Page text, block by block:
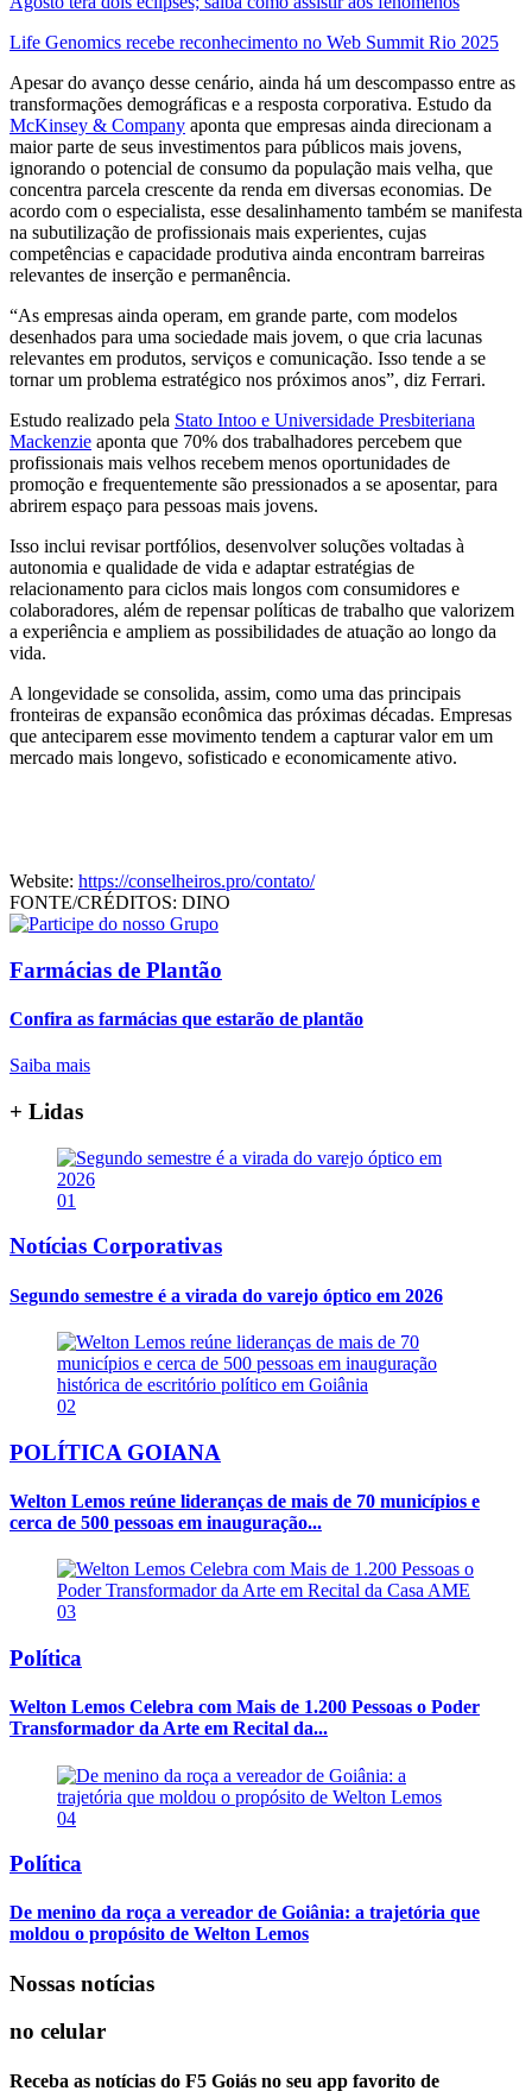
Life Genomics recebe reconhecimento no Web Summit Rio 2025
Apesar do avanço desse cenário, ainda há um descompasso entre as
transformações demográficas e a resposta corporativa. Estudo da
McKinsey & Company aponta que empresas ainda direcionam a
maior parte de seus investimentos para públicos mais jovens,
ignorando o potencial de consumo da população mais velha, que
concentra parcela crescente da renda em diversas economias. De
acordo com o especialista, esse desalinhamento também se manifesta
na subutilização de profissionais mais experientes, cujas
competências e capacidade produtiva ainda encontram barreiras
relevantes de inserção e permanência.
“As empresas ainda operam, em grande parte, com modelos
desenhados para uma sociedade mais jovem, o que cria lacunas
relevantes em produtos, serviços e comunicação. Isso tende a se
tornar um problema estratégico nos próximos anos”, diz Ferrari.
Estudo realizado pela Stato Intoo e Universidade Presbiteriana
Mackenzie aponta que 70% dos trabalhadores percebem que
profissionais mais velhos recebem menos oportunidades de
promoção e frequentemente são pressionados a se aposentar, para
abrirem espaço para pessoas mais jovens.
Isso inclui revisar portfólios, desenvolver soluções voltadas à
autonomia e qualidade de vida e adaptar estratégias de
relacionamento para ciclos mais longos com consumidores e
colaboradores, além de repensar políticas de trabalho que valorizem
a experiência e ampliem as possibilidades de atuação ao longo da
vida.
A longevidade se consolida, assim, como uma das principais
fronteiras de expansão econômica das próximas décadas. Empresas
que anteciparem esse movimento tendem a capturar valor em um
mercado mais longevo, sofisticado e economicamente ativo.
Website: https://conselheiros.pro/contato/
FONTE/CRÉDITOS: DINO
Farmácias de Plantão
Confira as farmácias que estarão de plantão
Saiba mais
+ Lidas
01
Notícias Corporativas
Segundo semestre é a virada do varejo óptico em 2026
02
POLÍTICA GOIANA
Welton Lemos reúne lideranças de mais de 70 municípios e
cerca de 500 pessoas em inauguração...
03
Política
Welton Lemos Celebra com Mais de 1.200 Pessoas o Poder
Transformador da Arte em Recital da...
04
Política
De menino da roça a vereador de Goiânia: a trajetória que
moldou o propósito de Welton Lemos
Nossas notícias
no celular
Receba as notícias do F5 Goiás no seu app favorito de